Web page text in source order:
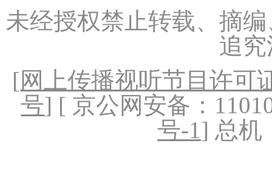
未经授权禁止转载、摘
追
[网上传播视听节目许可
号] [ 京公网安备：
号-1] 总机